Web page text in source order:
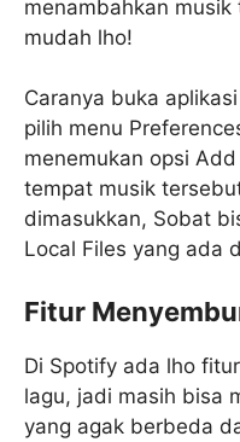
menambahkan
mudah lho!
Caranya buka
pilih menu
menemukan opsi
tempat musik
dimasukkan, Sobat
Local Files yang ada
Fitur
Di Spotify ada lho
lagu, jadi masih bisa
yang agak berbeda